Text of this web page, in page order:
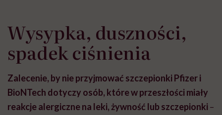
Wysypka, duszności,
spadek ciśnienia
Zalecenie, by nie przyjmować szczepionki Pfizer i
BioNTech dotyczy osób, które w przeszłości miały
reakcje alergiczne na leki, żywność lub szczepionki –